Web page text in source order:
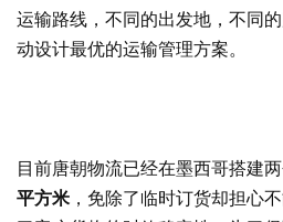
运输路线，不同的出发地，不同
动设计最优的运输管理方案。
目前唐朝物流已经在墨西哥搭建
平方米 ，免除了临时订货却担心